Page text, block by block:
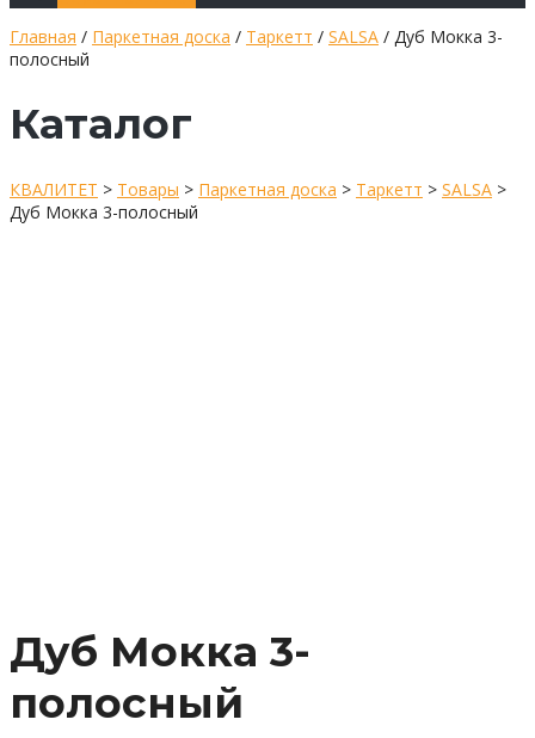
Главная / Паркетная доска / Таркетт / SALSA / Дуб Мокка 3-
полосный
Каталог
КВАЛИТЕТ > Товары > Паркетная доска > Таркетт > SALSA >
Дуб Мокка 3-полосный
Дуб Мокка 3-
полосный